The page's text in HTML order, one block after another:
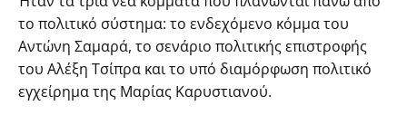
το πολιτικό σύστημα: το ενδεχόμενο κόμμα του
Αντώνη Σαμαρά, το σενάριο πολιτικής επιστροφής
του Αλέξη Τσίπρα και το υπό διαμόρφωση πολιτικό
εγχείρημα της Μαρίας Καρυστιανού.